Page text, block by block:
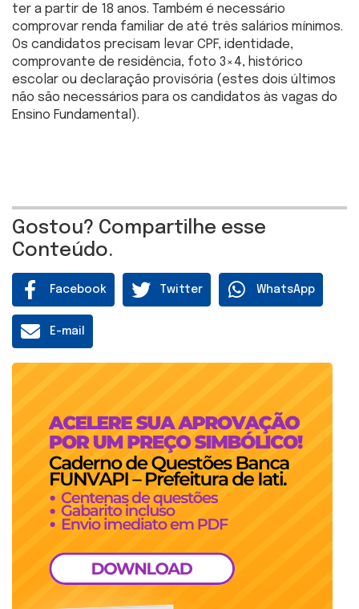
ter a partir de 18 anos. Também é necessário
comprovar renda familiar de até três salários mínimos.
Os candidatos precisam levar CPF, identidade,
comprovante de residência, foto 3×4, histórico
escolar ou declaração provisória (estes dois últimos
não são necessários para os candidatos às vagas do
Ensino Fundamental).
Gostou? Compartilhe esse
Conteúdo.
Facebook Twitter WhatsApp
E-mail